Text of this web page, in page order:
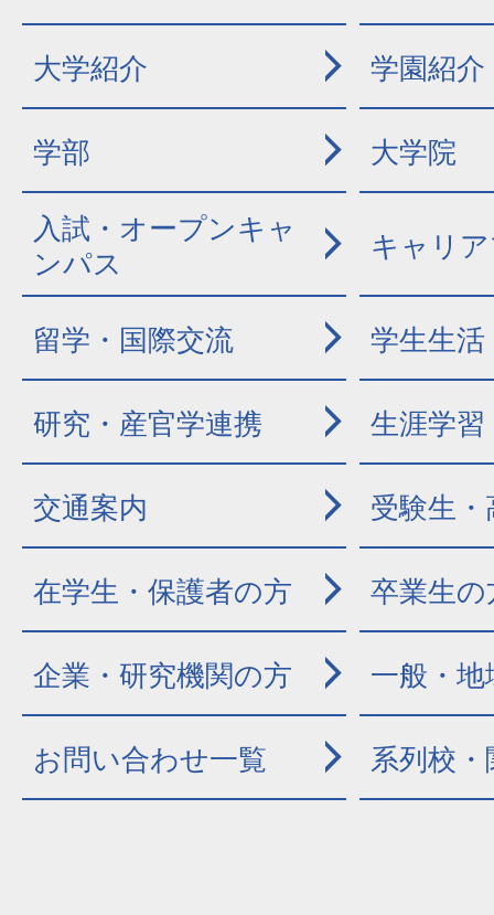
大学紹介 学園紹介
学部 大学院
入試・オープンキャ
ンパス
キャリ
留学・国際交流 学生生活
研究・産官学連携 生涯学習
交通案内 受験生
在学生・保護者の方 卒業生の
企業・研究機関の方 一般・地
お問い合わせ一覧 系列校